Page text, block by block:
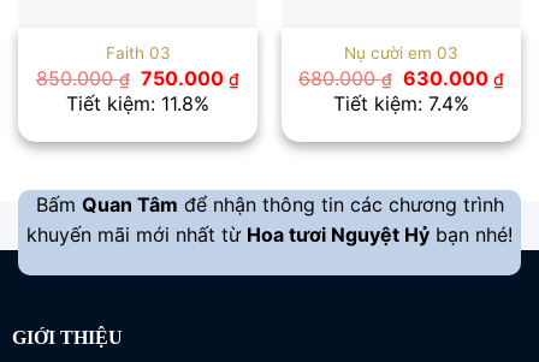
Faith 03
850.000₫ Giá
gốc
là:
750.000₫Giá
là:
750.000 ₫.
Tiết kiệm: 11.8%
Nụ cười em 03
680.000₫ Giá
gốc
là:
630.000₫Giá
là:
Tiết kiệm: 7.4%
Bấm Quan Tâm để nhận thông tin các chương trình
khuyến mãi mới nhất từ Hoa tươi Nguyệt Hỷ bạn nhé!
GIỚI THIỆU